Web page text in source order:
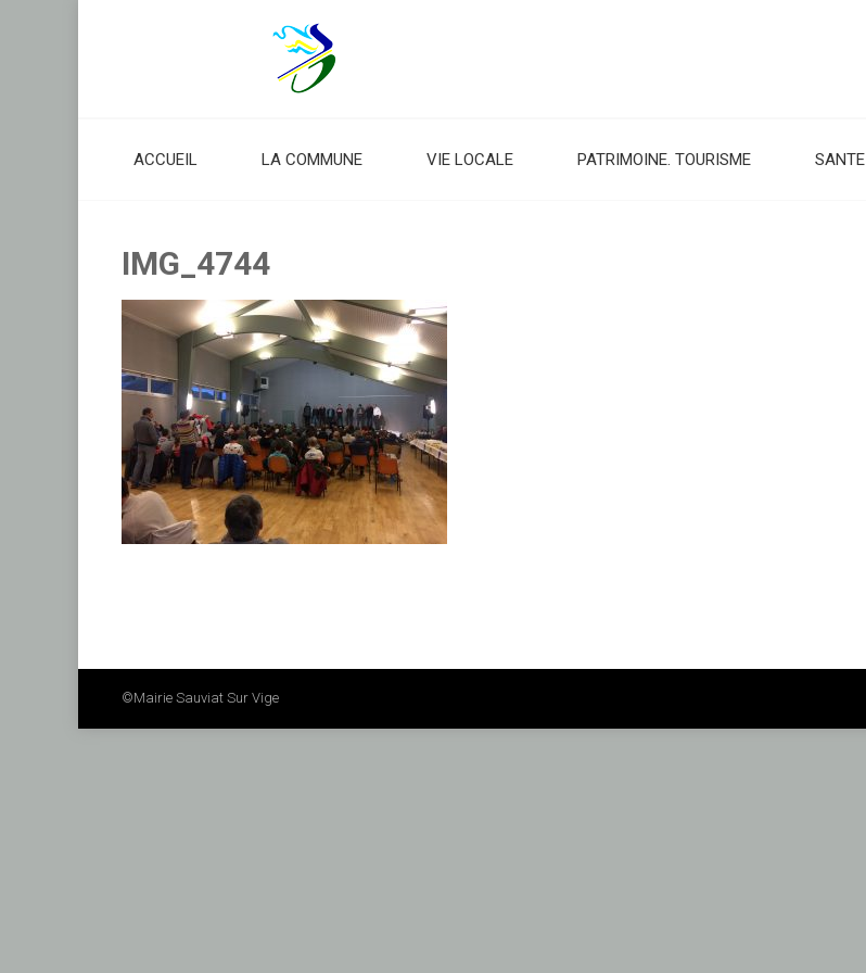
ACCUEIL LA COMMUNE VIE LOCALE PATRIMOINE. TOURISME SANTE
IMG_4744
©mairie Sauviat Sur Vige